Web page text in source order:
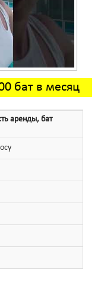
бат в месяц
аренды, бат